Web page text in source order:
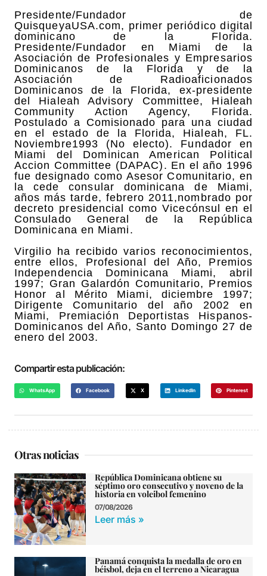
Presidente/Fundador de
QuisqueyaUSA.com, primer periódico digital
dominicano de la Florida.
Presidente/Fundador en Miami de la
Asociación de Profesionales y Empresarios
Dominicanos de la Florida y de la
Asociación de Radioaficionados
Dominicanos de la Florida, ex-presidente
del Hialeah Advisory Committee, Hialeah
Community Action Agency, Florida.
Postulado a Comisionado para una ciudad
en el estado de la Florida, Hialeah, FL.
Noviembre1993 (No electo). Fundador en
Miami del Dominican American Political
Accion Committee (DAPAC). En el año 1996
fue designado como Asesor Comunitario, en
la cede consular dominicana de Miami,
años más tarde, febrero 2011,nombrado por
decreto presidencial como Vicecónsul en el
Consulado General de la República
Dominicana en Miami.
Virgilio ha recibido varios reconocimientos,
entre ellos, Profesional del Año, Premios
Independencia Dominicana Miami, abril
1997; Gran Galardón Comunitario, Premios
Honor al Mérito Miami, diciembre 1997;
Dirigente Comunitario del año 2002 en
Miami, Premiación Deportistas Hispanos-
Dominicanos del Año, Santo Domingo 27 de
enero del 2003.
Compartir esta publicación:
WhatsApp Facebook X LinkedIn Pinterest
Otras noticias
República Dominicana obtiene su
séptimo oro consecutivo y noveno de la
historia en voleibol femenino
07/08/2026
Leer más »
Panamá conquista la medalla de oro en
béisbol, deja en el terreno a Nicaragua